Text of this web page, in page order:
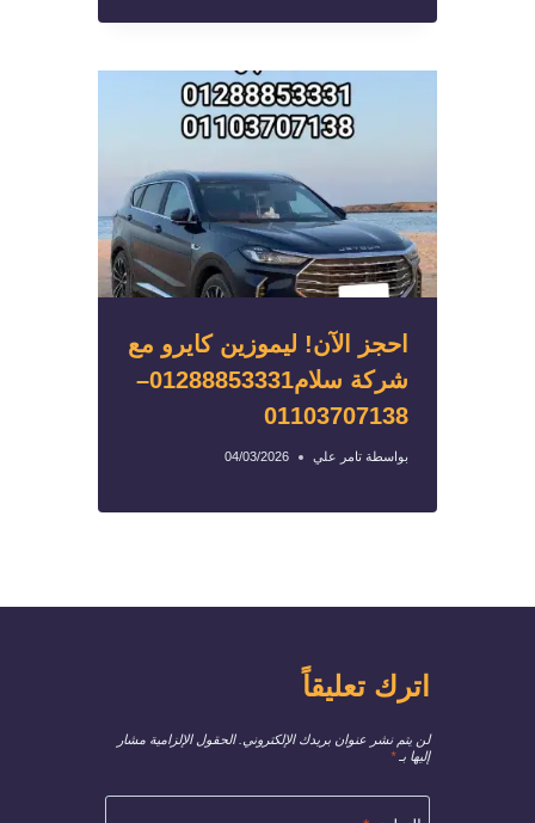
احجز الآن! ليموزين كايرو مع
شركة سلام01288853331–
01103707138
بواسطة تامر علي 04/03/2026
اترك تعليقاً
لن يتم نشر عنوان بريدك الإلكتروني. الحقول الإلزامية مشار
إليها بـ*